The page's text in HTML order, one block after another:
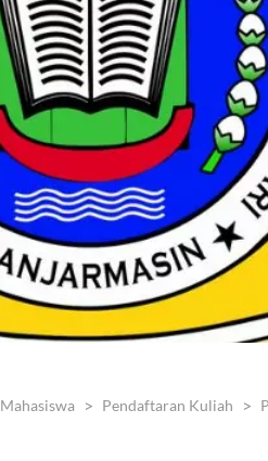
Mahasiswa Pendaftaran Kuliah